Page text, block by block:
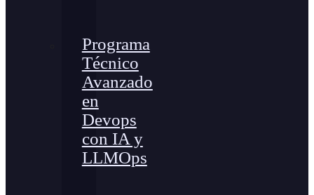
Programa
Técnico
Avanzado
en
Devops
con IA y
LLMOps